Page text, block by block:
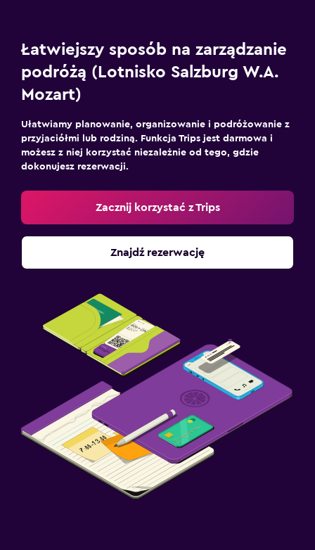
Łatwiejszy sposób na zarządzanie
podróżą (Lotnisko Salzburg W.A.
Mozart)
Ułatwiamy planowanie, organizowanie i podróżowanie z
przyjaciółmi lub rodziną. Funkcja Trips jest darmowa i
możesz z niej korzystać niezależnie od tego, gdzie
dokonujesz rezerwacji.
Zacznij korzystać z Trips
Znajdź rezerwację